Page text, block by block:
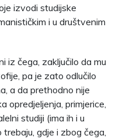
izvodi studijske
i u društvenim
iz čega, zaključilo da mu
pa je zato odlučilo
a da prethodno nije
opredjeljenja, primjerice,
studiji (ima ih i u
gdje i zbog čega,